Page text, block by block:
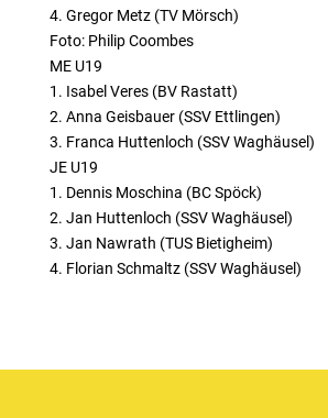
4. Gregor Metz (TV Mörsch)
Foto: Philip Coombes
ME U19
1. Isabel Veres (BV Rastatt)
2. Anna Geisbauer (SSV Ettlingen)
3. Franca Huttenloch (SSV Waghäusel)
JE U19
1. Dennis Moschina (BC Spöck)
2. Jan Huttenloch (SSV Waghäusel)
3. Jan Nawrath (TUS Bietigheim)
4. Florian Schmaltz (SSV Waghäusel)